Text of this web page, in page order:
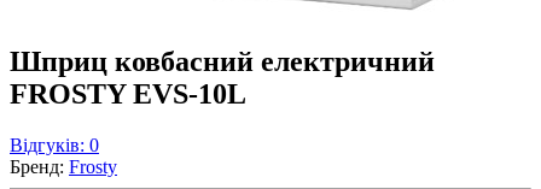
Шприц ковбасний електричний
FROSTY EVS-10L
Відгуків: 0
Бренд: Frosty